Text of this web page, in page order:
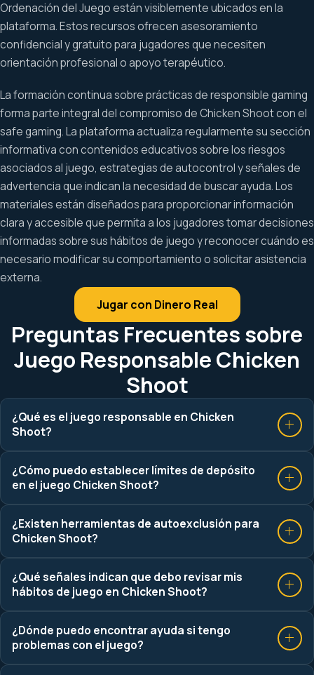
Ordenación del Juego están visiblemente ubicados en la
plataforma. Estos recursos ofrecen asesoramiento
confidencial y gratuito para jugadores que necesiten
orientación profesional o apoyo terapéutico.
La formación continua sobre prácticas de responsible gaming
forma parte integral del compromiso de Chicken Shoot con el
safe gaming. La plataforma actualiza regularmente su sección
informativa con contenidos educativos sobre los riesgos
asociados al juego, estrategias de autocontrol y señales de
advertencia que indican la necesidad de buscar ayuda. Los
materiales están diseñados para proporcionar información
clara y accesible que permita a los jugadores tomar decisiones
informadas sobre sus hábitos de juego y reconocer cuándo es
necesario modificar su comportamiento o solicitar asistencia
externa.
Jugar con Dinero Real
Preguntas Frecuentes sobre
Juego Responsable Chicken
Shoot
¿Qué es el juego responsable en Chicken
Shoot?
¿Cómo puedo establecer límites de depósito
en el juego Chicken Shoot?
¿Existen herramientas de autoexclusión para
Chicken Shoot?
¿Qué señales indican que debo revisar mis
hábitos de juego en Chicken Shoot?
¿Dónde puedo encontrar ayuda si tengo
problemas con el juego?